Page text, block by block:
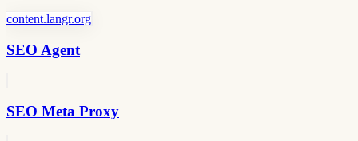
content.langr.org
SEO Agent
SEO Meta Proxy